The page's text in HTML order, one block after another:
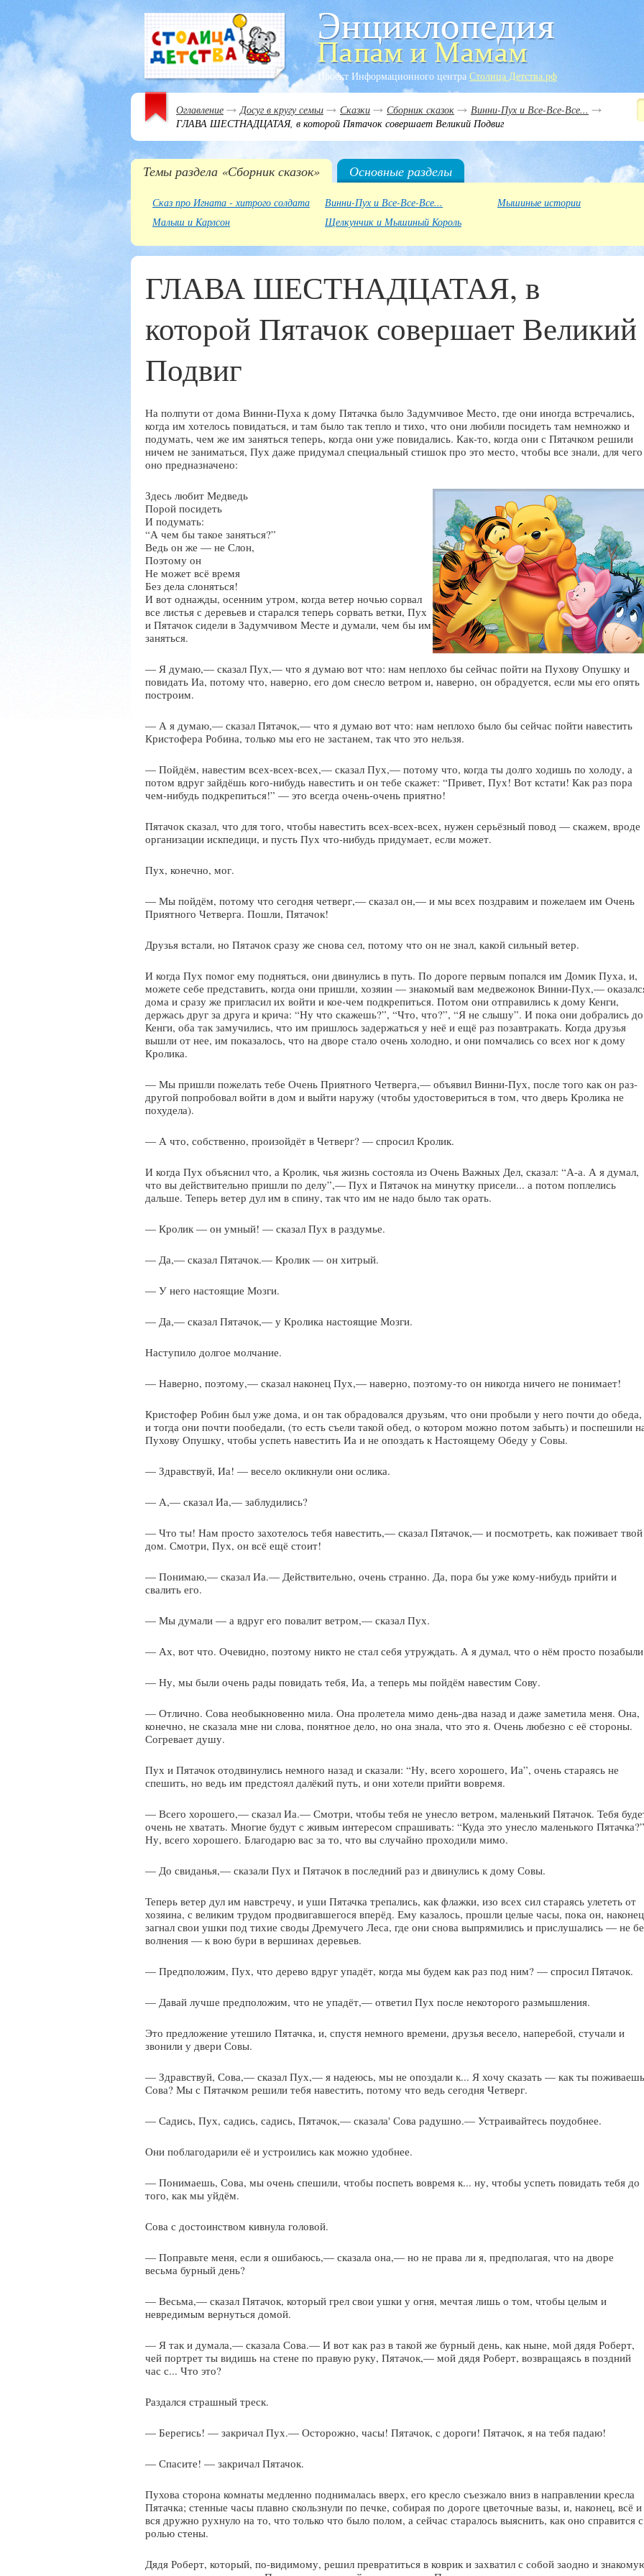
Проект Информационного центра Столица Детства.рф
Оглавление Досуг в кругу семьи Сказки Сборник сказок
Винни-Пух и Все-Все-Все...
ГЛАВА ШЕСТНАДЦАТАЯ, в которой Пятачок совершает Великий Подвиг
Темы раздела «Сборник сказок» Основные разделы
Сказ про Игната - хитрого солдата
Малыш и Карлсон
Винни-Пух и Все-Все-Все...
Щелкунчик и Мышиный Король
Мышиные истории
ГЛАВА ШЕСТНАДЦАТАЯ, в
которой Пятачок совершает Великий
Подвиг
На полпути от дома Винни-Пуха к дому Пятачка было Задумчивое Место, где они иногда встречались,
когда им хотелось повидаться, и там было так тепло и тихо, что они любили посидеть там немножко и
подумать, чем же им заняться теперь, когда они уже повидались. Как-то, когда они с Пятачком решили
ничем не заниматься, Пух даже придумал специальный стишок про это место, чтобы все знали, для чего
оно предназначено:
Здесь любит Медведь
Порой посидеть
И подумать:
“А чем бы такое заняться?”
Ведь он же — не Слон,
Поэтому он
Не может всё время
Без дела слоняться!
И вот однажды, осенним утром, когда ветер ночью сорвал
все листья с деревьев и старался теперь сорвать ветки, Пух
и Пятачок сидели в Задумчивом Месте и думали, чем бы им
заняться.
— Я думаю,— сказал Пух,— что я думаю вот что: нам неплохо бы сейчас пойти на Пухову Опушку и
повидать Иа, потому что, наверно, его дом снесло ветром и, наверно, он обрадуется, если мы его опять
построим.
— А я думаю,— сказал Пятачок,— что я думаю вот что: нам неплохо было бы сейчас пойти навестить
Кристофера Робина, только мы его не застанем, так что это нельзя.
— Пойдём, навестим всех-всех-всех,— сказал Пух,— потому что, когда ты долго ходишь по холоду, а
потом вдруг зайдёшь кого-нибудь навестить и он тебе скажет: “Привет, Пух! Вот кстати! Как раз пора
чем-нибудь подкрепиться!” — это всегда очень-очень приятно!
Пятачок сказал, что для того, чтобы навестить всех-всех-всех, нужен серьёзный повод — скажем, вроде
организации искпедици, и пусть Пух что-нибудь придумает, если может.
Пух, конечно, мог.
— Мы пойдём, потому что сегодня четверг,— сказал он,— и мы всех поздравим и пожелаем им Очень
Приятного Четверга. Пошли, Пятачок!
Друзья встали, но Пятачок сразу же снова сел, потому что он не знал, какой сильный ветер.
И когда Пух помог ему подняться, они двинулись в путь. По дороге первым попался им Домик Пуха, и,
можете себе представить, когда они пришли, хозяин — знакомый вам медвежонок Винни-Пух,—
дома и сразу же пригласил их войти и кое-чем подкрепиться. Потом они отправились к дому Кенги,
держась друг за друга и крича: “Ну что скажешь?”, “Что, что?”, “Я не слышу”. И пока они добрались до
Кенги, оба так замучились, что им пришлось задержаться у неё и ещё раз позавтракать. Когда друзья
вышли от нее, им показалось, что на дворе стало очень холодно, и они помчались со всех ног к дому
Кролика.
— Мы пришли пожелать тебе Очень Приятного Четверга,— объявил Винни-Пух, после того как он раз-
другой попробовал войти в дом и выйти наружу (чтобы удостовериться в том, что дверь Кролика не
похудела).
— А что, собственно, произойдёт в Четверг? — спросил Кролик.
И когда Пух объяснил что, а Кролик, чья жизнь состояла из Очень Важных Дел, сказал: “А-а. А я думал,
что вы действительно пришли по делу”,— Пух и Пятачок на минутку присели... а потом поплелись
дальше. Теперь ветер дул им в спину, так что им не надо было так орать.
— Кролик — он умный! — сказал Пух в раздумье.
— Да,— сказал Пятачок.— Кролик — он хитрый.
— У него настоящие Мозги.
— Да,— сказал Пятачок,— у Кролика настоящие Мозги.
Наступило долгое молчание.
— Наверно, поэтому,— сказал наконец Пух,— наверно, поэтому-то он никогда ничего не понимает!
Кристофер Робин был уже дома, и он так обрадовался друзьям, что они пробыли у него почти до обеда,
и тогда они почти пообедали, (то есть съели такой обед, о котором можно потом забыть) и поспешили
Пухову Опушку, чтобы успеть навестить Иа и не опоздать к Настоящему Обеду у Совы.
— Здравствуй, Иа! — весело окликнули они ослика.
— А,— сказал Иа,— заблудились?
— Что ты! Нам просто захотелось тебя навестить,— сказал Пятачок,— и посмотреть, как поживает твой
дом. Смотри, Пух, он всё ещё стоит!
— Понимаю,— сказал Иа.— Действительно, очень странно. Да, пора бы уже кому-нибудь прийти и
свалить его.
— Мы думали — а вдруг его повалит ветром,— сказал Пух.
— Ах, вот что. Очевидно, поэтому никто не стал себя утруждать. А я думал, что о нём просто
— Ну, мы были очень рады повидать тебя, Иа, а теперь мы пойдём навестим Сову.
— Отлично. Сова необыкновенно мила. Она пролетела мимо день-два назад и даже заметила меня. Она,
конечно, не сказала мне ни слова, понятное дело, но она знала, что это я. Очень любезно с её стороны.
Согревает душу.
Пух и Пятачок отодвинулись немного назад и сказали: “Ну, всего хорошего, Иа”, очень стараясь не
спешить, но ведь им предстоял далёкий путь, и они хотели прийти вовремя.
— Всего хорошего,— сказал Иа.— Смотри, чтобы тебя не унесло ветром, маленький Пятачок. Тебя
очень не хватать. Многие будут с живым интересом спрашивать: “Куда это унесло маленького Пятачка?”
Ну, всего хорошего. Благодарю вас за то, что вы случайно проходили мимо.
— До свиданья,— сказали Пух и Пятачок в последний раз и двинулись к дому Совы.
Теперь ветер дул им навстречу, и уши Пятачка трепались, как флажки, изо всех сил стараясь улететь от
хозяина, с великим трудом продвигавшегося вперёд. Ему казалось, прошли целые часы, пока он,
загнал свои ушки под тихие своды Дремучего Леса, где они снова выпрямились и прислушались — не
волнения — к вою бури в вершинах деревьев.
— Предположим, Пух, что дерево вдруг упадёт, когда мы будем как раз под ним? — спросил Пятачок.
— Давай лучше предположим, что не упадёт,— ответил Пух после некоторого размышления.
Это предложение утешило Пятачка, и, спустя немного времени, друзья весело, наперебой, стучали и
звонили у двери Совы.
— Здравствуй, Сова,— сказал Пух,— я надеюсь, мы не опоздали к... Я хочу сказать — как ты
Сова? Мы с Пятачком решили тебя навестить, потому что ведь сегодня Четверг.
— Садись, Пух, садись, садись, Пятачок,— сказала' Сова радушно.— Устраивайтесь поудобнее.
Они поблагодарили её и устроились как можно удобнее.
— Понимаешь, Сова, мы очень спешили, чтобы поспеть вовремя к... ну, чтобы успеть повидать тебя до
того, как мы уйдём.
Сова с достоинством кивнула головой.
— Поправьте меня, если я ошибаюсь,— сказала она,— но не права ли я, предполагая, что на дворе
весьма бурный день?
— Весьма,— сказал Пятачок, который грел свои ушки у огня, мечтая лишь о том, чтобы целым и
невредимым вернуться домой.
— Я так и думала,— сказала Сова.— И вот как раз в такой же бурный день, как ныне, мой дядя Роберт,
чей портрет ты видишь на стене по правую руку, Пятачок,— мой дядя Роберт, возвращаясь в поздний
час с... Что это?
Раздался страшный треск.
— Берегись! — закричал Пух.— Осторожно, часы! Пятачок, с дороги! Пятачок, я на тебя падаю!
— Спасите! — закричал Пятачок.
Пухова сторона комнаты медленно поднималась вверх, его кресло съезжало вниз в направлении кресла
Пятачка; стенные часы плавно скользнули по печке, собирая по дороге цветочные вазы, и, наконец, всё и
вся дружно рухнуло на то, что только что было полом, а сейчас старалось выяснить, как оно справится с
ролью стены.
Дядя Роберт, который, по-видимому, решил превратиться в коврик и захватил с собой заодно и